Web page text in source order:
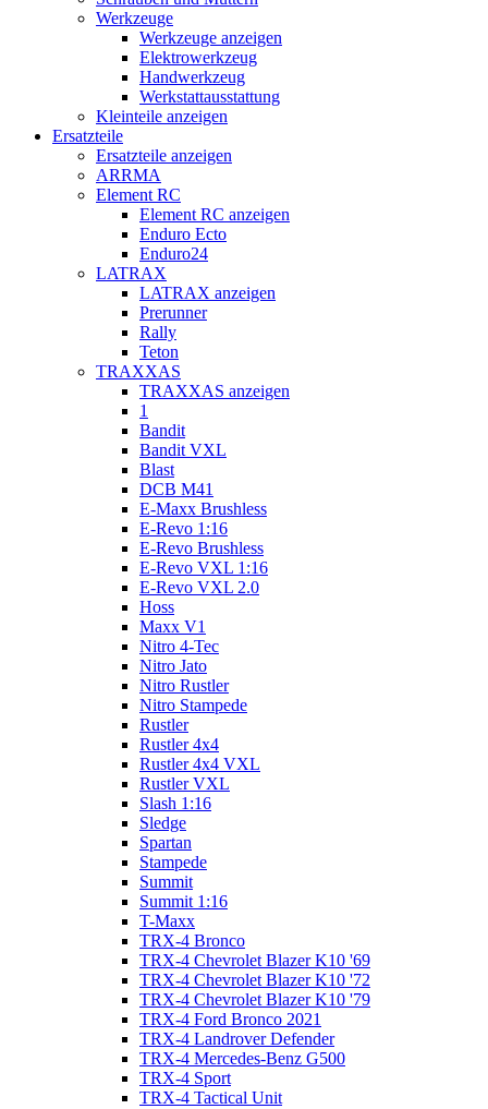
Werkzeuge
Werkzeuge anzeigen
Elektrowerkzeug
Handwerkzeug
Werkstattausstattung
Kleinteile anzeigen
Ersatzteile
Ersatzteile anzeigen
ARRMA
Element RC
Element RC anzeigen
Enduro Ecto
Enduro24
LATRAX
LATRAX anzeigen
Prerunner
Rally
Teton
TRAXXAS
TRAXXAS anzeigen
1
Bandit
Bandit VXL
Blast
DCB M41
E-Maxx Brushless
E-Revo 1:16
E-Revo Brushless
E-Revo VXL 1:16
E-Revo VXL 2.0
Hoss
Maxx V1
Nitro 4-Tec
Nitro Jato
Nitro Rustler
Nitro Stampede
Rustler
Rustler 4x4
Rustler 4x4 VXL
Rustler VXL
Slash 1:16
Sledge
Spartan
Stampede
Summit
Summit 1:16
T-Maxx
TRX-4 Bronco
TRX-4 Chevrolet Blazer K10 '69
TRX-4 Chevrolet Blazer K10 '72
TRX-4 Chevrolet Blazer K10 '79
TRX-4 Ford Bronco 2021
TRX-4 Landrover Defender
TRX-4 Mercedes-Benz G500
TRX-4 Sport
TRX-4 Tactical Unit